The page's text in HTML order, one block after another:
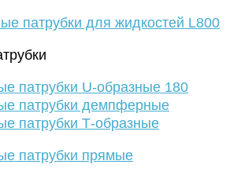
патрубки для жидкостей L800
патрубки U-образные 180
патрубки демпферные
патрубки Т-образные
патрубки прямые